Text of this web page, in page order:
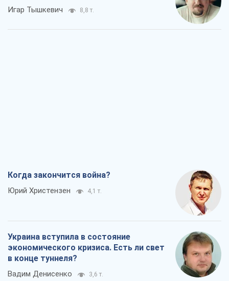
Игар Тышкевич 8,8 т.
Когда закончится война?
Юрий Христензен 4,1 т.
Украина вступила в состояние
экономического кризиса. Есть ли свет
в конце туннеля?
Вадим Денисенко 3,6 т.